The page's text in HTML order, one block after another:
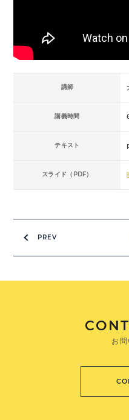
講師
講義時間
テキスト
スライド（PDF）
PREV
お